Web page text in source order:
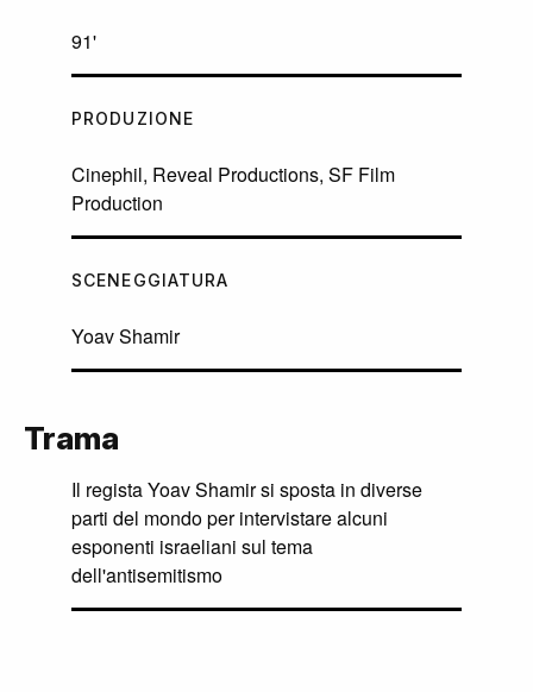
91'
PRODUZIONE
Cinephil, Reveal Productions, SF Film
Production
SCENEGGIATURA
Yoav Shamir
Trama
Il regista Yoav Shamir si sposta in diverse
parti del mondo per intervistare alcuni
esponenti israeliani sul tema
dell'antisemitismo